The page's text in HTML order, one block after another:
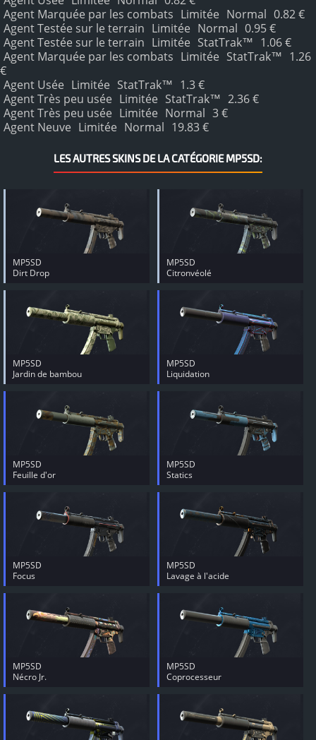
Agent Marquée par les combats Limitée Normal 0.82 €
Agent Testée sur le terrain Limitée Normal 0.95 €
Agent Testée sur le terrain Limitée StatTrak™ 1.06 €
Agent Marquée par les combats Limitée StatTrak™ 1.26
€
Agent Usée Limitée StatTrak™ 1.3 €
Agent Très peu usée Limitée StatTrak™ 2.36 €
Agent Très peu usée Limitée Normal 3 €
Agent Neuve Limitée Normal 19.83 €
LES AUTRES SKINS DE LA CATÉGORIE MP5SD:
MP5SD
Dirt Drop
MP5SD
Citronvéolé
MP5SD
Jardin de bambou
MP5SD
Liquidation
MP5SD
Feuille d'or
MP5SD
Statics
MP5SD
Focus
MP5SD
Lavage à l'acide
MP5SD
Nécro Jr.
MP5SD
Coprocesseur